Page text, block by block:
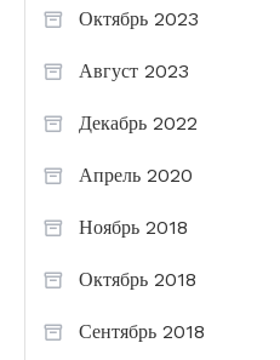
Октябрь 2023
Август 2023
Декабрь 2022
Апрель 2020
Ноябрь 2018
Октябрь 2018
Сентябрь 2018